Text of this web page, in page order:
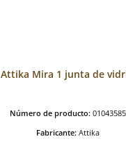
Attika Mira 1 junta de
Número de producto: 01043585
Fabricante: Attika